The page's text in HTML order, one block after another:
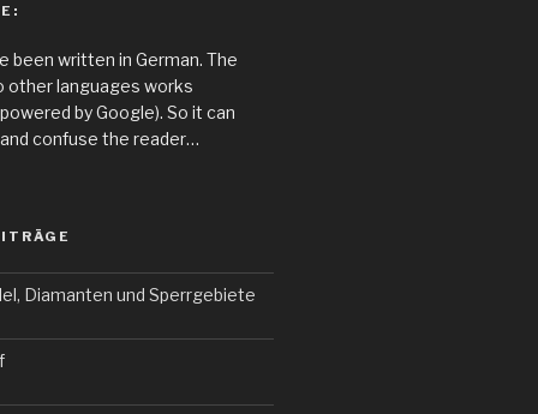
been written in German. The
other languages works
by Google). So it can
confuse the reader…
Diamanten und Sperrgebiete